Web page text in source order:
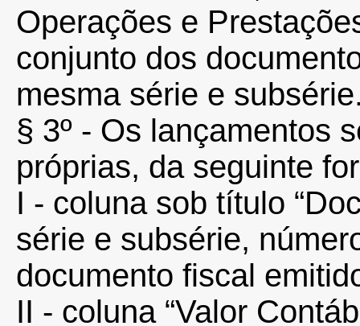
Operações e
conjunto dos
mesma série e
§ 3º - Os lançamentos
próprias, da seguinte
I - coluna sob título
série e subsérie,
documento fiscal
II - coluna “Valor